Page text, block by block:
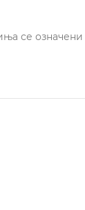
се означени